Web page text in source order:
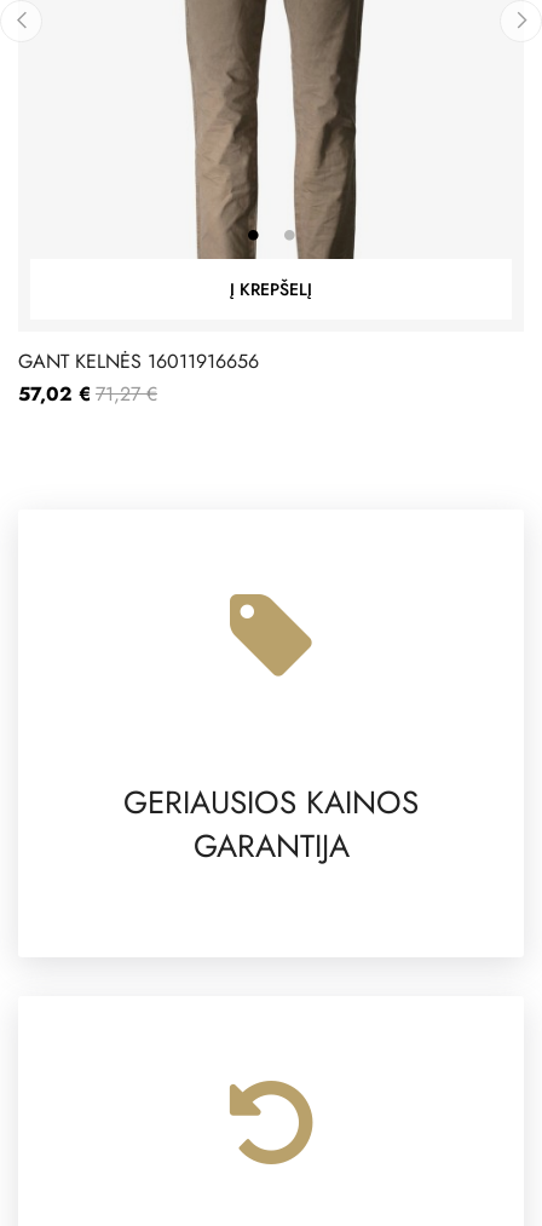
Į KREPŠELĮ
GANT KELNĖS 16011916656
57,02 € 71,27 €
GERIAUSIOS KAINOS
GARANTIJA